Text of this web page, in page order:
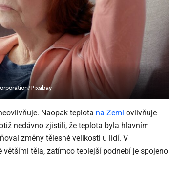
Pixabay
Naopak teplota na Zemi ovlivňuje
nedávno zjistili, že teplota byla hlavním
změny tělesné velikosti u lidí. V
těla, zatímco teplejší podnebí je spojeno